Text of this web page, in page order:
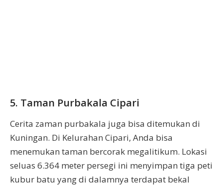
5. Taman Purbakala Cipari
Cerita zaman purbakala juga bisa ditemukan di
Kuningan. Di Kelurahan Cipari, Anda bisa
menemukan taman bercorak megalitikum. Lokasi
seluas 6.364 meter persegi ini menyimpan tiga peti
kubur batu yang di dalamnya terdapat bekal